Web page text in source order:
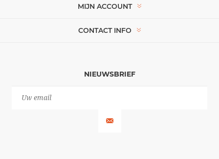
MIJN ACCOUNT
CONTACT INFO
NIEUWSBRIEF